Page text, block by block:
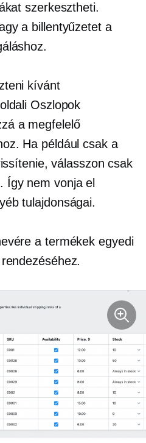
szerkesztheti.
a billentyűzetet a
kívánt
Oszlopok
a megfelelő
Ha például csak a
válasszon csak
nem vonja el
tulajdonságai.
a termékek egyedi